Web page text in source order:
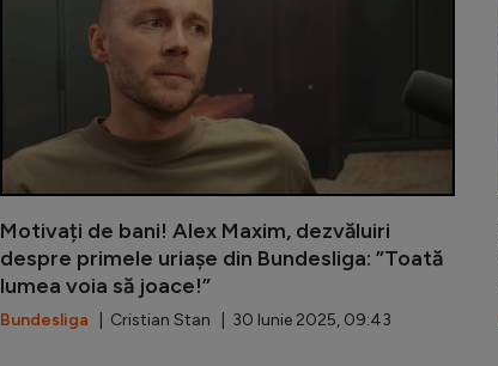
Motivați de bani! Alex Maxim, dezvăluiri
despre primele uriașe din Bundesliga: ”Toată
lumea voia să joace!”
Bundesliga | Cristian Stan | 30 Iunie 2025, 09:43